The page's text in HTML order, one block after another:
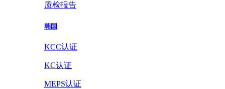
质检报告
韩国
KCC认证
KC认证
MEPS认证